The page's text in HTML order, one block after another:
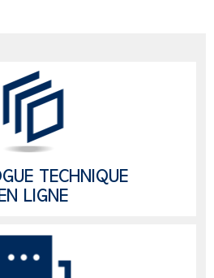
TECHNIQUE
LIGNE